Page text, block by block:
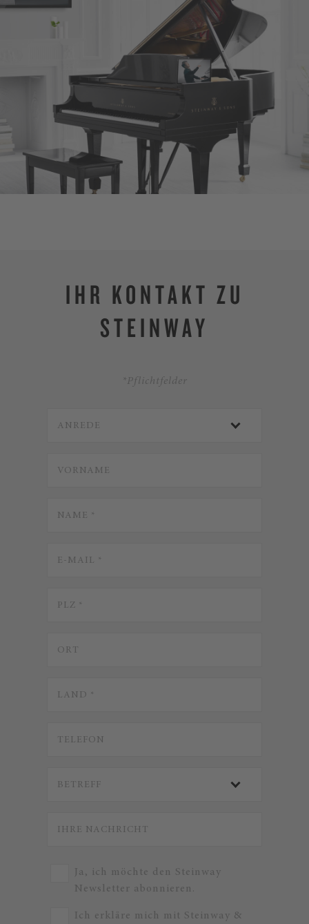
Empfangen Sie exklusive Konzerte
großartiger Pianistinnen und
Echtzeit an Ihrem Flügel.
SPIRIOCAST
IHR KONTAKT ZU
STEINWAY
*Pflichtfelder
Ja, ich möchte den Steinway
Newsletter abonnieren.
Ich erkläre mich mit Steinway &